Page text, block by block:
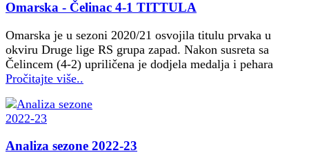
Omarska - Čelinac 4-1 TITTULA
Omarska je u sezoni 2020/21 osvojila titulu prvaka u
okviru Druge lige RS grupa zapad. Nakon susreta sa
Čelincem (4-2) upriličena je dodjela medalja i pehara
Pročitajte više..
Analiza sezone 2022-23